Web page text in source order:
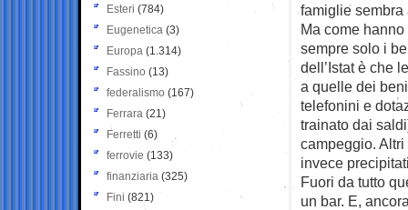
famiglie sembra
Ma come
sempre solo i
dell’Istat è che
a quelle dei
telefonini e
trainato dai
campeggio.
invece
Fuori da tutto
un bar. E,
Esteri (784)
Eugenetica (3)
Europa (1.314)
Fassino (13)
federalismo (167)
Ferrara (21)
Ferretti (6)
ferrovie (133)
finanziaria (325)
Fini (821)